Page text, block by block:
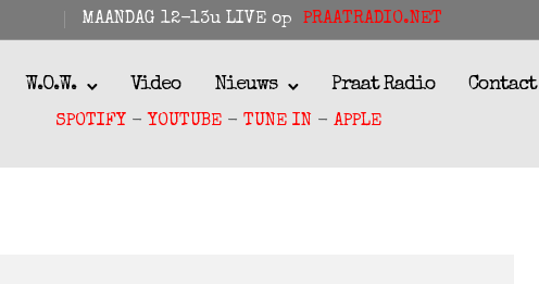
MAANDAG 12-13u LIVE op PRAATRADIO.NET
W.O.W. Video Nieuws Praat Radio Contact
SPOTIFY - YOUTUBE- TUNE IN - APPLE